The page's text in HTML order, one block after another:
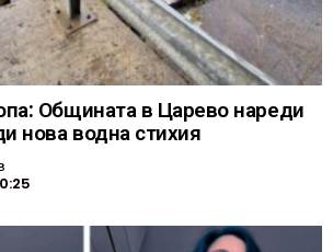
Общината в Царево нареди
нова водна стихия